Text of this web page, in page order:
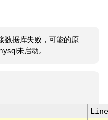
数据库失败，可能的原
未启动。
Line